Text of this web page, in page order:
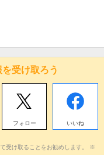
受け取ろう
フォロー いいね
受け取ることをお勧めします。 ※